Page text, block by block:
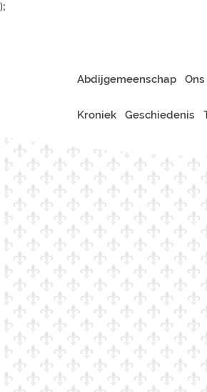
);
Abdijgemeenschap
Kroniek Geschiedenis